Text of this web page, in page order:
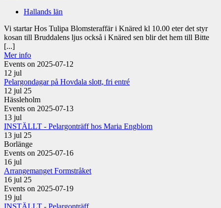
Hallands län
Vi startar Hos Tulipa Blomsteraffär i Knäred kl 10.00 eter det styr
kosan till Bruddalens ljus också i Knäred sen blir det hem till Bitte
[...]
Mer info
Events on 2025-07-12
12 jul
Pelargondagar på Hovdala slott, fri entré
12 jul 25
Hässleholm
Events on 2025-07-13
13 jul
INSTÄLLT - Pelargonträff hos Maria Engblom
13 jul 25
Borlänge
Events on 2025-07-16
16 jul
Arrangemanget Formstråket
16 jul 25
Events on 2025-07-19
19 jul